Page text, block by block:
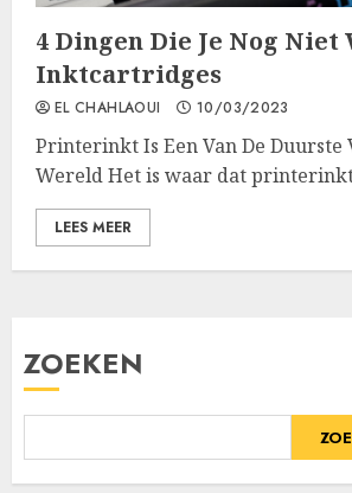
4 Dingen Die Je Nog Niet
Inktcartridges
EL CHAHLAOUI 10/03/2023
Printerinkt Is Een Van De Duurste
Wereld Het is waar dat
LEES MEER
ZOEKEN